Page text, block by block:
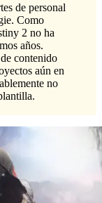
de personal
Como
2 no ha
años.
contenido
aún en
no